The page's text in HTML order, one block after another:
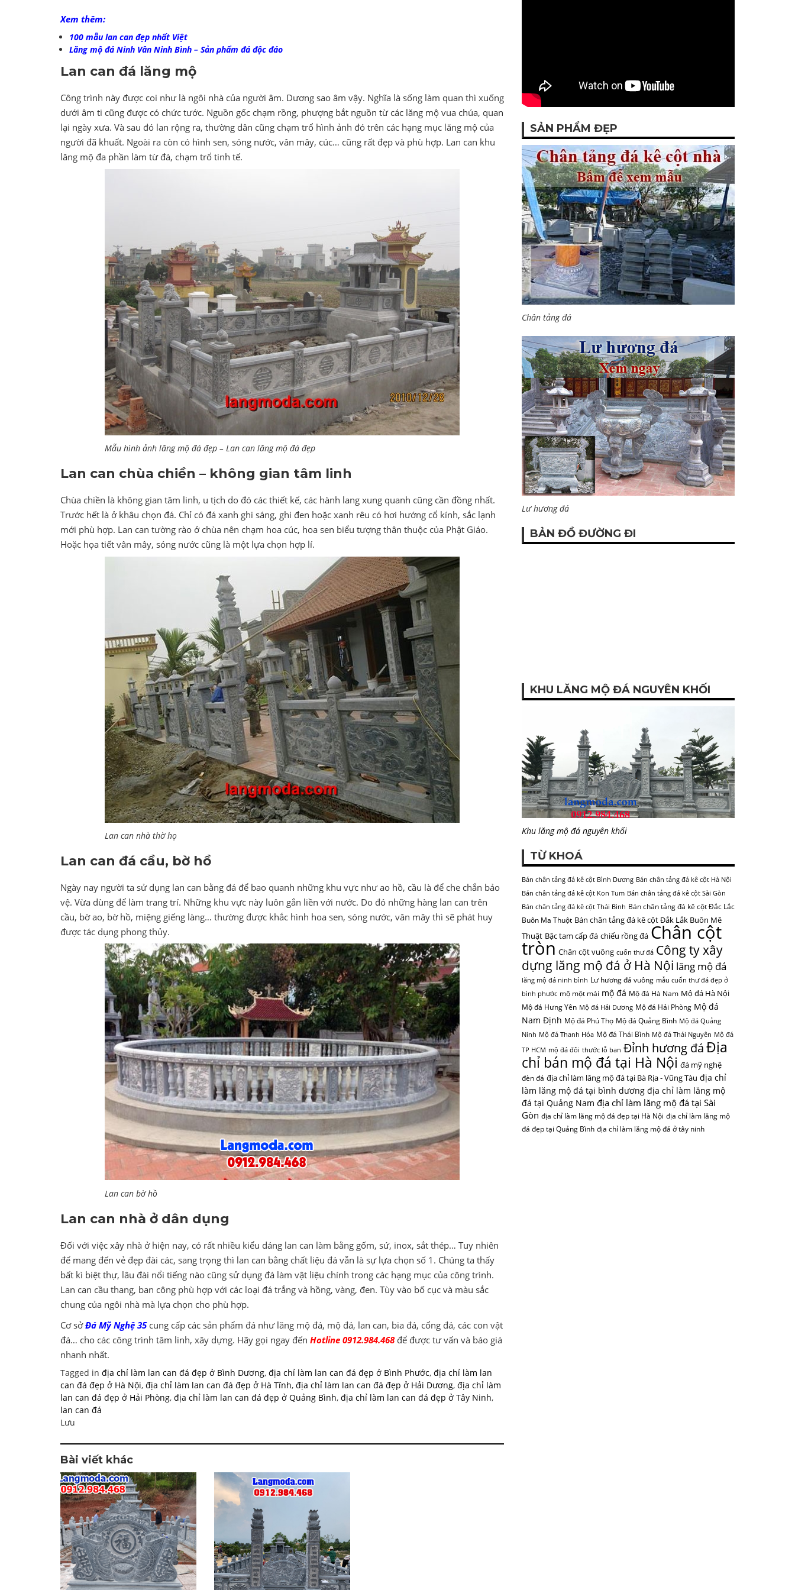
Xem thêm:
100 mẫu lan can đẹp nhất Việt
Lăng mộ đá Ninh Vân Ninh Bình – Sản phẩm đá độc đáo
Lan can đá lăng mộ
Công trình này được coi như là ngôi nhà của người âm. Dương sao âm vậy. Nghĩa là sống làm quan thì xuống
dưới âm ti cũng được có chức tước. Nguồn gốc chạm rồng, phượng bắt nguồn từ các lăng mộ vua chúa, quan
lại ngày xưa. Và sau đó lan rộng ra, thường dân cũng chạm trổ hình ảnh đó trên các hạng mục lăng mộ của
người đã khuất. Ngoài ra còn có hình sen, sóng nước, vân mây, cúc… cũng rất đẹp và phù hợp. Lan can khu
lăng mộ đa phần làm từ đá, chạm trổ tinh tế.
Mẫu hình ảnh lăng mộ đá đẹp – Lan can lăng mộ đá đẹp
Lan can chùa chiền – không gian tâm linh
Chùa chiền là không gian tâm linh, u tịch do đó các thiết kế, các hành lang xung quanh cũng cần đồng nhất.
Trước hết là ở khâu chọn đá. Chỉ có đá xanh ghi sáng, ghi đen hoặc xanh rêu có hơi hướng cổ kính, sắc lạnh
mới phù hợp. Lan can tường rào ở chùa nên chạm hoa cúc, hoa sen biểu tượng thân thuộc của Phật Giáo.
Hoặc họa tiết vân mây, sóng nước cũng là một lựa chọn hợp lí.
Lan can nhà thờ họ
Lan can đá cầu, bờ hồ
Ngày nay người ta sử dụng lan can bằng đá để bao quanh những khu vực như ao hồ, cầu là để che chắn bảo
vệ. Vừa dùng để làm trang trí. Những khu vực này luôn gắn liền với nước. Do đó những hàng lan can trên
cầu, bờ ao, bờ hồ, miệng giếng làng… thường được khắc hình hoa sen, sóng nước, vân mây thì sẽ phát huy
được tác dụng phong thủy.
Lan can bờ hồ
Lan can nhà ở dân dụng
Đối với việc xây nhà ở hiện nay, có rất nhiều kiểu dáng lan can làm bằng gốm, sứ, inox, sắt thép… Tuy nhiên
để mang đến vẻ đẹp đài các, sang trọng thì lan can bằng chất liệu đá vẫn là sự lựa chọn số 1. Chúng ta thấy
bất kì biệt thự, lâu đài nổi tiếng nào cũng sử dụng đá làm vật liệu chính trong các hạng mục của công trình.
Lan can cầu thang, ban công phù hợp với các loại đá trắng và hồng, vàng, đen. Tùy vào bố cục và màu sắc
chung của ngôi nhà mà lựa chọn cho phù hợp.
Cơ sởĐá Mỹ Nghệ 35cung cấp các sản phẩm đá như lăng mộ đá, mộ đá, lan can, bia đá, cổng đá, các con vật
đá… cho các công trình tâm linh, xây dựng. Hãy gọi ngay đến Hotline 0912.984.468để được tư vấn và báo giá
nhanh nhất.
Tagged in địa chỉ làm lan can đá đẹp ở Bình Dương, địa chỉ làm lan can đá đẹp ở Bình Phước, địa chỉ làm lan
can đá đẹp ở Hà Nội, địa chỉ làm lan can đá đẹp ở Hà Tĩnh, địa chỉ làm lan can đá đẹp ở Hải Dương, địa chỉ làm
lan can đá đẹp ở Hải Phòng, địa chỉ làm lan can đá đẹp ở Quảng Bình, địa chỉ làm lan can đá đẹp ở Tây Ninh,
lan can đá
Lưu
Bài viết khác
SẢN PHẨM ĐẸP
Chân tảng đá
Lư hương đá
BẢN ĐỒ ĐƯỜNG ĐI
KHU LĂNG MỘ ĐÁ NGUYÊN KHỐI
Khu lăng mộ đá nguyên khối
TỪ KHOÁ
Bán chân tảng đá kê cột Bình Dương Bán chân tảng đá kê cột Hà Nội
Bán chân tảng đá kê cột Kon Tum Bán chân tảng đá kê cột Sài Gòn
Bán chân tảng đá kê cột Thái Bình Bán chân tảng đá kê cột Đắc Lắc
Buôn Ma Thuột Bán chân tảng đá kê cột Đắk Lắk Buôn Mê
Thuật Bậc tam cấp đá chiếu rồng đá Chân cột
tròn Chân cột vuông cuốn thư đá Công ty xây
dựng lăng mộ đá ở Hà Nội lăng mộ đá
lăng mộ đá ninh bình Lư hương đá vuông mẫu cuốn thư đá đẹp ở
bình phước mộ một mái mộ đá Mộ đá Hà Nam Mộ đá Hà Nội
Mộ đá Hưng Yên Mộ đá Hải Dương Mộ đá Hải Phòng Mộ đá
Nam Định Mộ đá Phú Thọ Mộ đá Quảng Bình Mộ đá Quảng
Ninh Mộ đá Thanh Hóa Mộ đá Thái Bình Mộ đá Thái Nguyên Mộ đá
TP HCM mộ đá đôi thước lỗ ban Đỉnh hương đáĐịa
chỉ bán mộ đá tại Hà Nội đá mỹ nghệ
đèn đá địa chỉ làm lăng mộ đá tại Bà Rịa - Vũng Tàu địa chỉ
làm lăng mộ đá tại bình dương địa chỉ làm lăng mộ
đá tại Quảng Nam địa chỉ làm lăng mộ đá tại Sài
Gòn địa chỉ làm lăng mộ đá đẹp tại Hà Nội địa chỉ làm lăng mộ
đá đẹp tại Quảng Bình địa chỉ làm lăng mộ đá ở tây ninh